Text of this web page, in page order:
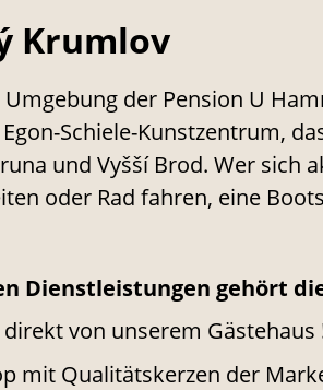
Krumlov
der Pension U
Schiele-Kunstzentrum,
und Vyšší Brod. Wer
oder Rad fahren, eine
Dienstleistungen gehört
von unserem Gästehaus
mit Qualitätskerzen der